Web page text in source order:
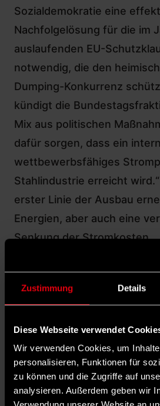
Zustimmung Details
Diese Webseite verwendet
Wir verwenden Cookies, um
personalisieren, Funktionen für
zu können und die Zugriffe auf
analysieren. Außerdem geben wir
Sozialdemokratie eine
Nachfolgelösung für die im
auslaufenden EU-
notwendig, die den
Dumping-Konkurrenz
kündigt die
Mix aus politischen
dafür sorgen, dass ein
wettbewerbsfähiges
Stahlindustrie erreicht
erster Linie der Ausbau
Energien, aber auch eine
Senkung der Stromkosten.
Um ausreichend Nachfrage
aus heimischer Produktion
öffentlichen
begründeten
der Staat außerdem, wie
vorbehalten können, in die